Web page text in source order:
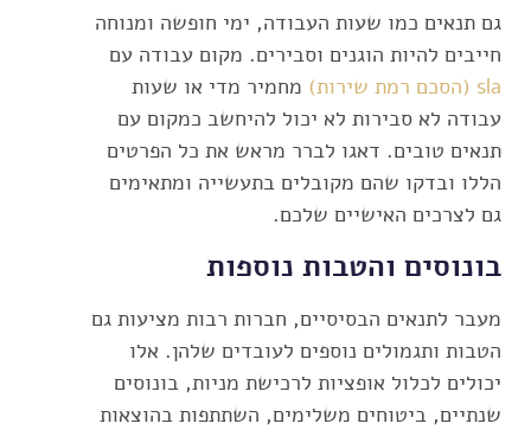
גם תנאים כמו שעות העבודה, ימי חופשה ומנוחה
חייבים להיות הוגנים וסבירים. מקום עבודה עם
sla (הסכם רמת שירות)
מחמיר מדי או שעות
עבודה לא סבירות לא יכול להיחשב כמקום עם
תנאים טובים. דאגו לברר מראש את כל הפרטים
הללו ובדקו שהם מקובלים בתעשייה ומתאימים
גם לצרכים האישיים שלכם.
בונוסים והטבות נוספות
מעבר לתנאים הבסיסיים, חברות רבות מציעות גם
הטבות ותגמולים נוספים לעובדים שלהן. אלו
יכולים לכלול אופציות לרכישת מניות, בונוסים
שנתיים, ביטוחים משלימים, השתתפות בהוצאות